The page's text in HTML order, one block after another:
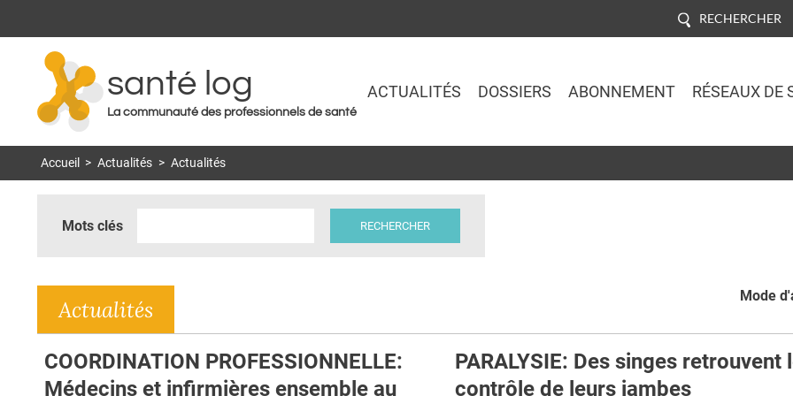
RECHERCHER
santé log
La communauté des professionnels de santé
ACTUALITÉS DOSSIERS ABONNEMENT RÉSEAUX DE
Accueil > Actualités > Actualités
Mots clés
Mode
Actualités
COORDINATION PROFESSIONNELLE:
Médecins et infirmières ensemble au
PARALYSIE: Des singes retrouvent
contrôle de leurs jambes